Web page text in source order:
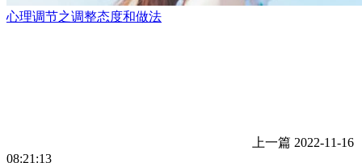
心理调节之调整态度和做法
上一篇 2022-11-16
08:21:13